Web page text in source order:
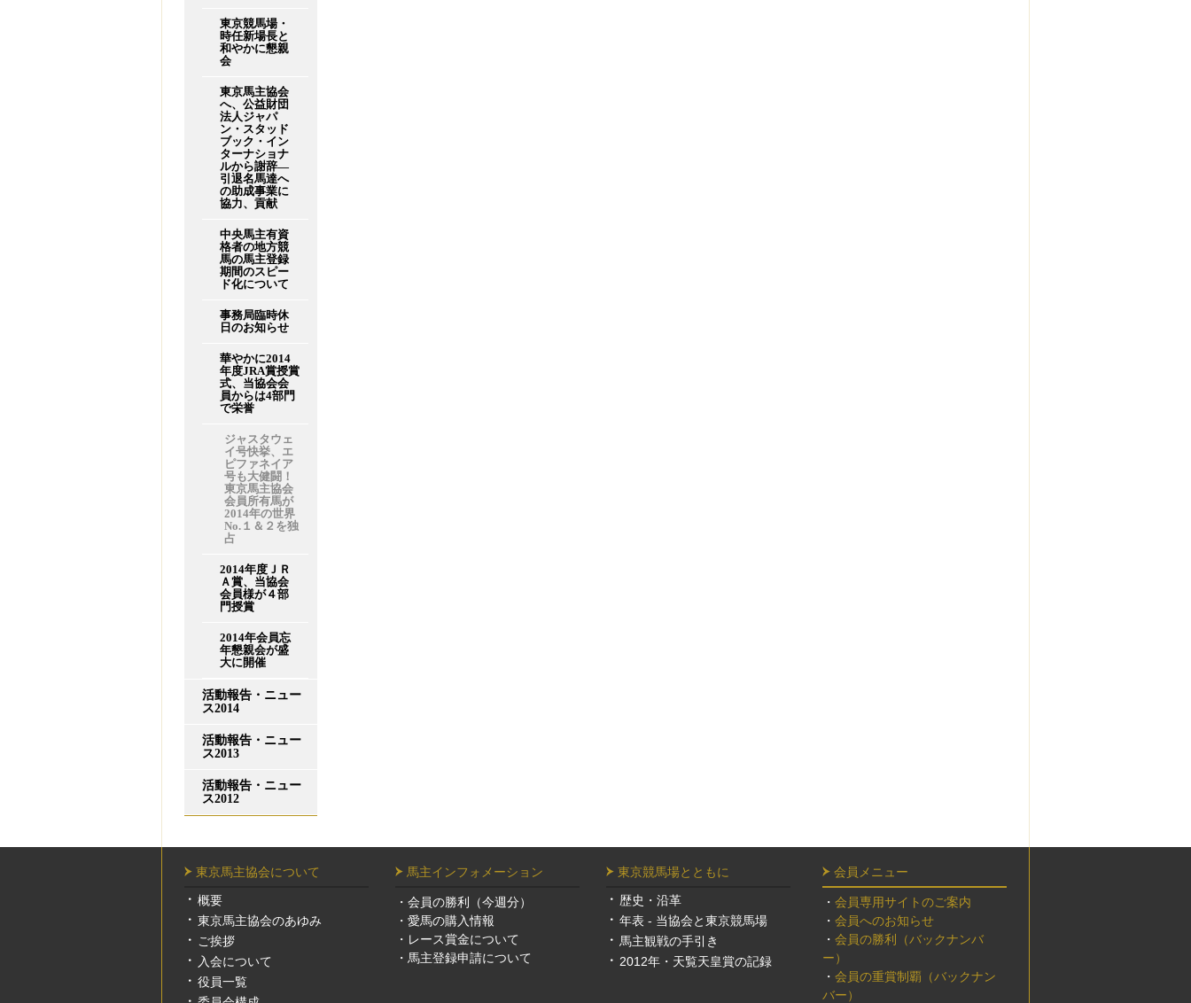
東京競馬場・
時任新場長と
和やかに懇親
会
東京馬主協会
へ、公益財団
法人ジャパ
ン・スタッド
ブック・イン
ターナショナ
ルから謝辞―
引退名馬達へ
の助成事業に
協力、貢献
中央馬主有資
格者の地方競
馬の馬主登録
期間のスピー
ド化について
事務局臨時休
日のお知らせ
華やかに2014
年度JRA賞授賞
式、当協会会
員からは4部門
で栄誉
ジャスタウェ
イ号快挙、エ
ピファネイア
号も大健闘！
東京馬主協会
会員所有馬が
2014年の世界
No.１＆２を独
占
2014年度ＪＲ
Ａ賞、当協会
会員様が４部
門授賞
2014年会員忘
年懇親会が盛
大に開催
活動報告・ニュー
ス2014
活動報告・ニュー
ス2013
活動報告・ニュー
ス2012
東京馬主協会について
概要
東京馬主協会のあゆみ
ご挨拶
入会について
役員一覧
馬主インフォメーション
・ 会員の勝利（今週分）
・ 愛馬の購入情報
・ レース賞金について
・ 馬主登録申請について
東京競馬場とともに
歴史・沿革
年表 - 当協会と東京競馬場
馬主観戦の手引き
2012年・天覧天皇賞の記録
会員メニュー
・ 会員専用サイトのご案内
・ 会員へのお知らせ
・ 会員の勝利（バックナンバ
ー）
・ 会員の重賞制覇（バックナン
バー）